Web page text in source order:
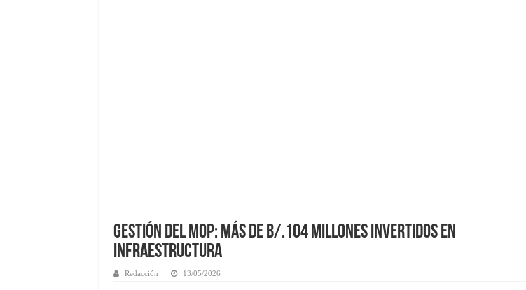
Gestión del MOP: Más de B/.104 millones invertidos en
infraestructura
Redacción 13/05/2026